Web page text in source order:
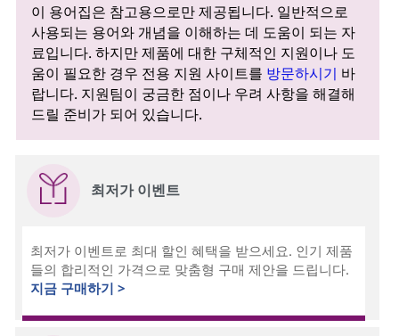
이 용어집은 참고용으로만 제공됩니다. 일반적으로
사용되는 용어와 개념을 이해하는 데 도움이 되는 자
료입니다. 하지만 제품에 대한 구체적인 지원이나 도
움이 필요한 경우 전용 지원 사이트를 방문하시기 바
랍니다. 지원팀이 궁금한 점이나 우려 사항을 해결해
드릴 준비가 되어 있습니다.
최저가 이벤트
최저가 이벤트로 최대 할인 혜택을 받으세요. 인기 제품
들의 합리적인 가격으로 맞춤형 구매 제안을 드립니다.
지금 구매하기 >